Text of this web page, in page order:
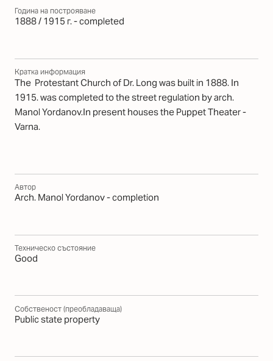
Година на построяване
1888 / 1915 г. - completed
Кратка информация
The Protestant Church of Dr. Long was built in 1888. In
1915. was completed to the street regulation by arch.
Manol Yordanov.In present houses the Puppet Theater -
Varna.
Автор
Arch. Manol Yordanov - completion
Техническо състояние
Good
Собственост (преобладаваща)
Public state property